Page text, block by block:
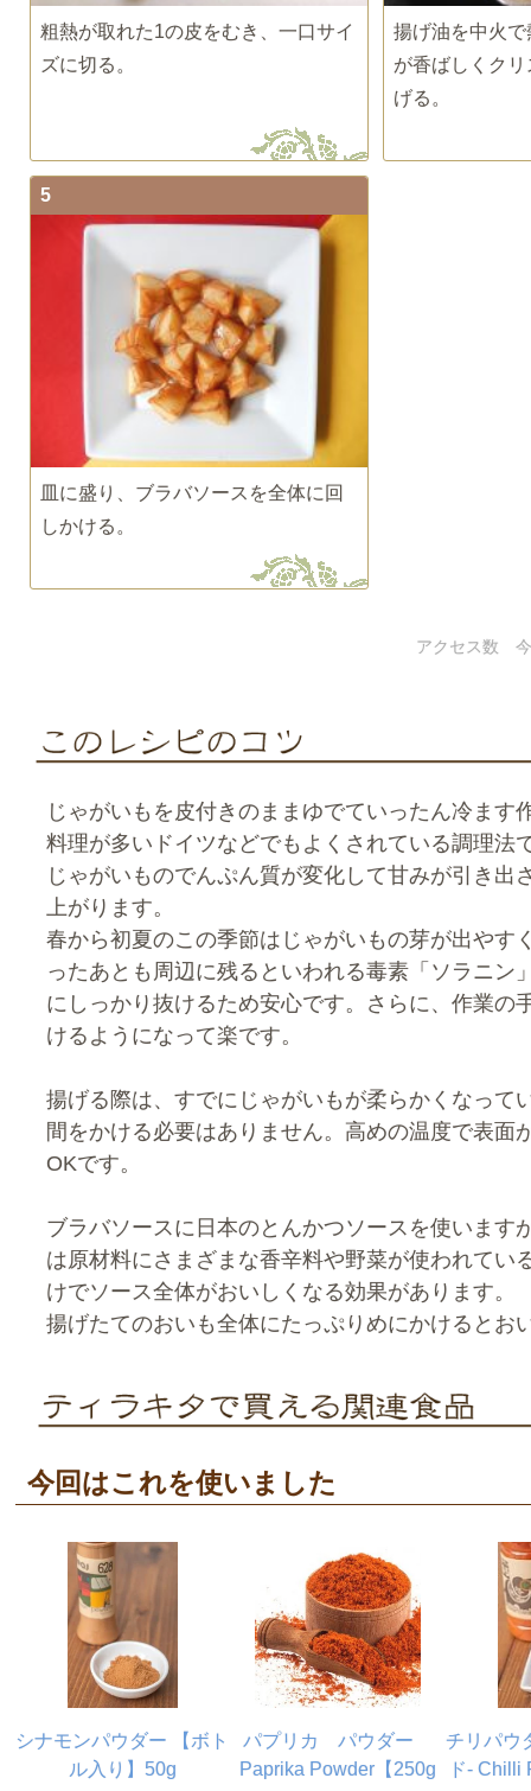
粗熱が取れた1の皮をむき、一口サイ
ズに切る。
揚げ油を中火
が香ばしくク
げる。
5
皿に盛り、ブラバソースを全体に回
しかける。
アクセス数
じゃがいもを皮付きのままゆでていったん冷ます
料理が多いドイツなどでもよくされている調理法
じゃがいものでんぷん質が変化して甘みが引き出
上がります。
春から初夏のこの季節はじゃがいもの芽が出やす
ったあとも周辺に残るといわれる毒素「ソラニン
にしっかり抜けるため安心です。さらに、作業の
けるようになって楽です。
揚げる際は、すでにじゃがいもが柔らかくなって
間をかける必要はありません。高めの温度で表面
OKです。
ブラバソースに日本のとんかつソースを使います
は原材料にさまざまな香辛料や野菜が使われてい
けでソース全体がおいしくなる効果があります。
揚げたてのおいも全体にたっぷりめにかけるとお
今回はこれを使いました
シナモンパウダー 【ボト
ル入り】50g
パプリカ パウダー
Paprika Powder【250g
チリパウ
ド- Chilli